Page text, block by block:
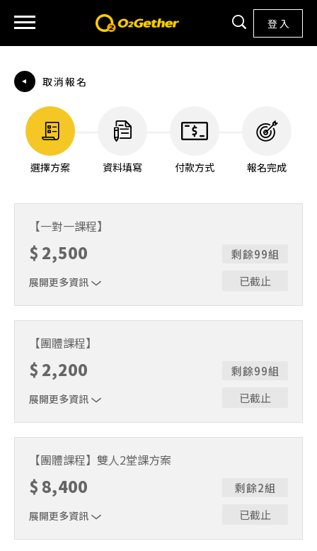
登 入
取消報名
選擇方案 資料填寫 付款方式 報名完成
【一對一課程】
$ 2,500
展開更多資訊
剩餘99組
已截止
【團體課程】
$ 2,200
展開更多資訊
剩餘99組
已截止
【團體課程】雙人2堂課方案
$ 8,400
展開更多資訊
剩餘2組
已截止